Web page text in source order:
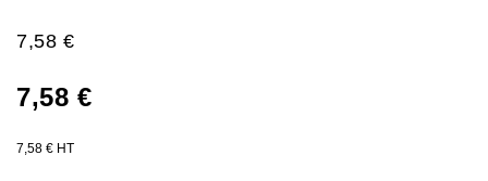
7,58 €
7,58 €
7,58 € HT